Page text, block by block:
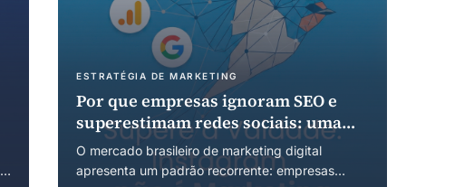
ESTRATÉGIA DE MARKETING
Por que empresas ignoram SEO e
superestimam redes sociais: uma
análise sob a perspectiva da
economia institucional
O mercado brasileiro de marketing digital
apresenta um padrão recorrente: empresas